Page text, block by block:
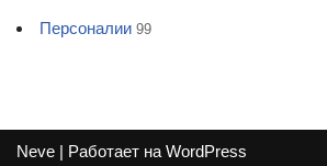
Персоналии 99
Neve | Работает на WordPress